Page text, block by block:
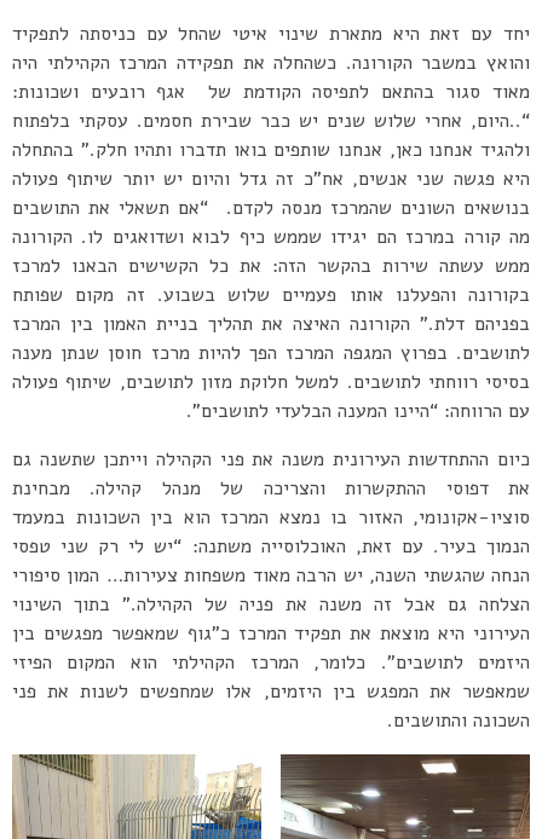
יחד עם זאת היא מתארת שינוי איטי שהחל עם כניסתה לתפקיד
והואץ במשבר הקורונה. כשהחלה את תפקידה המרכז הקהילתי היה
מאוד סגור בהתאם לתפיסה הקודמת של אגף רובעים ושכונות:
“..היום, אחרי שלוש שנים יש כבר שבירת חסמים. עסקתי בלפתוח
ולהגיד אנחנו כאן, אנחנו שותפים בואו תדברו ותהיו חלק.” בהתחלה
היא פגשה שני אנשים, אח”כ זה גדל והיום יש יותר שיתוף פעולה
בנושאים השונים שהמרכז מנסה לקדם.
“אם תשאלי את התושבים
מה קורה במרכז הם יגידו שממש כיף לבוא ושדואגים לו. הקורונה
ממש עשתה שירות בהקשר הזה: את כל הקשישים הבאנו למרכז
בקורונה והפעלנו אותו פעמיים שלוש בשבוע. זה מקום שפותח
בפניהם דלת.” הקורונה האיצה את תהליך בניית האמון בין המרכז
לתושבים. בפרוץ המגפה המרכז הפך להיות מרכז חוסן שנתן מענה
בסיסי רווחתי לתושבים. למשל חלוקת מזון לתושבים, שיתוף פעולה
עם הרווחה: “היינו המענה הבלעדי לתושבים”.
כיום ההתחדשות העירונית משנה את פני הקהילה וייתכן שתשנה גם
את דפוסי ההתקשרות והצריכה של מנהל קהילה. מבחינת
סוציו-אקונומי, האזור בו נמצא המרכז הוא בין השכונות במעמד
הנמוך בעיר. עם זאת, האוכלוסייה משתנה: “יש לי רק שני טפסי
הנחה שהגשתי השנה, יש הרבה מאוד משפחות צעירות… המון סיפורי
הצלחה גם אבל זה משנה את פניה של הקהילה.” בתוך השינוי
העירוני היא מוצאת את תפקיד המרכז כ”גוף שמאפשר מפגשים בין
היזמים לתושבים”. כלומר, המרכז הקהילתי הוא המקום הפיזי
שמאפשר את המפגש בין היזמים, אלו שמחפשים לשנות את פני
השכונה והתושבים.